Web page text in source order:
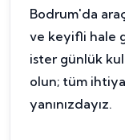
Bodrum'da
ve keyifli hale
ister günlük
olun; tüm
yanınızdayız.